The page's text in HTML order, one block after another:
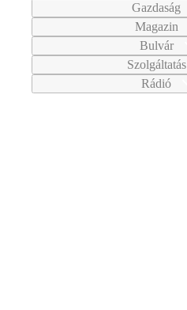
Gazdaság
Magazin
Bulvár
Szolgáltatás
Rádió